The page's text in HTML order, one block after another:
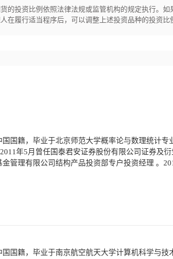
的投资比例依照法律法规或监管机构的规定执行。
在履行适当程序后，可以调整上述投资品种的投资比
国籍，毕业于北京师范大学概率论与数理统计专
年5月曾任国泰君安证券股份有限公司证券及
金管理有限公司结构产品投资部专户投资经理 。
国籍，毕业于南京航空航天大学计算机科学与技